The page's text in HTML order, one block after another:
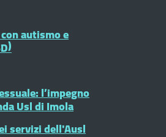
autismo e
l’impegno
Usl di Imola
servizi dell'Ausl